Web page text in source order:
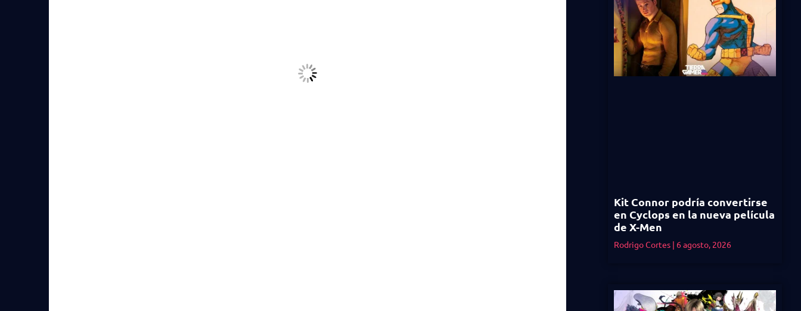
Kit Connor podría convertirse
en Cyclops en la nueva película
de X-Men
Rodrigo Cortes 6 agosto, 2026